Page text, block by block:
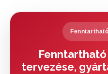
tervezése,